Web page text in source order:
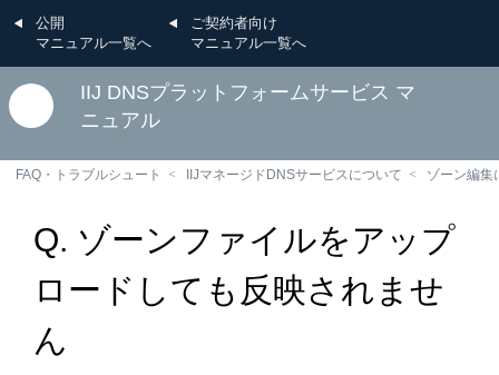
公開
マニュアル一覧へ
ご契約者向け
マニュアル一覧へ
IIJ DNSプラットフォームサービス マ
ニュアル
FAQ・トラブルシュート IIJマネージドDNSサービスについて ゾーン編集
Q. ゾーンファイルをアップ
ロードしても反映されませ
ん